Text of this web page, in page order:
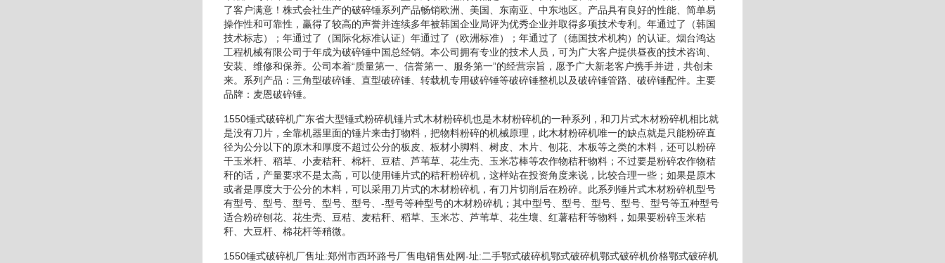
了客户满意！株式会社生产的破碎锤系列产品畅销欧洲、美国、东南亚、中东地区。产品具有良好的性能、简单易
操作性和可靠性，赢得了较高的声誉并连续多年被韩国企业局评为优秀企业并取得多项技术专利。年通过了（韩国
技术标志）；年通过了（国际化标准认证）年通过了（欧洲标准）；年通过了（德国技术机构）的认证。烟台鸿达
工程机械有限公司于年成为破碎锤中国总经销。本公司拥有专业的技术人员，可为广大客户提供昼夜的技术咨询、
安装、维修和保养。公司本着“质量第一、信誉第一、服务第一”的经营宗旨，愿予广大新老客户携手并进，共创未
来。系列产品：三角型破碎锤、直型破碎锤、转载机专用破碎锤等破碎锤整机以及破碎锤管路、破碎锤配件。主要
品牌：麦恩破碎锤。
1550锤式破碎机广东省大型锤式粉碎机锤片式木材粉碎机也是木材粉碎机的一种系列，和刀片式木材粉碎机相比就
是没有刀片，全靠机器里面的锤片来击打物料，把物料粉碎的机械原理，此木材粉碎机唯一的缺点就是只能粉碎直
径为公分以下的原木和厚度不超过公分的板皮、板材小脚料、树皮、木片、刨花、木板等之类的木料，还可以粉碎
干玉米杆、稻草、小麦秸秆、棉杆、豆秸、芦苇草、花生壳、玉米芯棒等农作物秸秆物料；不过要是粉碎农作物秸
秆的话，产量要求不是太高，可以使用锤片式的秸秆粉碎机，这样站在投资角度来说，比较合理一些；如果是原木
或者是厚度大于公分的木料，可以采用刀片式的木材粉碎机，有刀片切削后在粉碎。此系列锤片式木材粉碎机型号
有型号、型号、型号、型号、型号、-型号等种型号的木材粉碎机；其中型号、型号、型号、型号、型号等五种型号
适合粉碎刨花、花生壳、豆秸、麦秸秆、稻草、玉米芯、芦苇草、花生壤、红薯秸秆等物料，如果要粉碎玉米秸
秆、大豆杆、棉花杆等稍微。
1550锤式破碎机厂售址:郑州市西环路号厂售电销售处网-址:二手鄂式破碎机鄂式破碎机鄂式破碎机价格鄂式破碎机